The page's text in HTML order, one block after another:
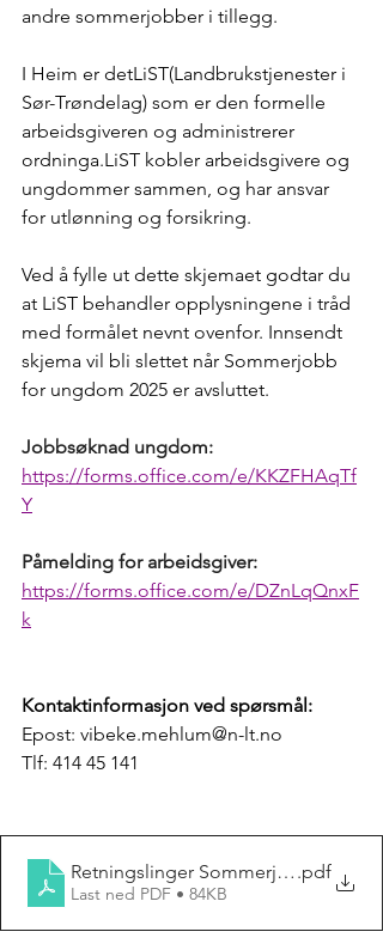
andre sommerjobber i tillegg.
I Heim er detLiST(Landbrukstjenester i
Sør-Trøndelag) som er den formelle
arbeidsgiveren og administrerer
ordninga.LiST kobler arbeidsgivere og
ungdommer sammen, og har ansvar
for utlønning og forsikring.
Ved å fylle ut dette skjemaet godtar du
at LiST behandler opplysningene i tråd
med formålet nevnt ovenfor. Innsendt
skjema vil bli slettet når Sommerjobb
for ungdom 2025 er avsluttet.
Jobbsøknad ungdom:
https://forms.office.com/e/KKZFHAqTf
Y
Påmelding for arbeidsgiver:
https://forms.office.com/e/DZnLqQnxF
k
Kontaktinformasjon ved spørsmål:
Epost: vibeke.mehlum@n-lt.no
Tlf: 414 45 141
Retningslinger Sommerjobb for
.pdf
Last ned PDF • 84KB